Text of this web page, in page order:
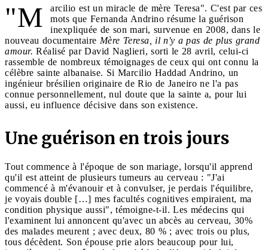
"M
arcilio est un miracle de mère Teresa". C'est par ces
mots que Fernanda Andrino résume la guérison
inexpliquée de son mari, survenue en 2008, dans le
nouveau documentaire Mère Teresa, il n'y a pas de plus grand
amour. Réalisé par David Naglieri, sorti le 28 avril, celui-ci
rassemble de nombreux témoignages de ceux qui ont connu la
célèbre sainte albanaise. Si Marcilio Haddad Andrino, un
ingénieur brésilien originaire de Rio de Janeiro ne l'a pas
connue personnellement, nul doute que la sainte a, pour lui
aussi, eu influence décisive dans son existence.
Une guérison en trois jours
Tout commence à l'époque de son mariage, lorsqu'il apprend
qu'il est atteint de plusieurs tumeurs au cerveau : "J'ai
commencé à m'évanouir et à convulser, je perdais l'équilibre,
je voyais double […] mes facultés cognitives empiraient, ma
condition physique aussi", témoigne-t-il. Les médecins qui
l'examinent lui annoncent qu'avec un abcès au cerveau, 30%
des malades meurent ; avec deux, 80 % ; avec trois ou plus,
tous décèdent. Son épouse prie alors beaucoup pour lui,